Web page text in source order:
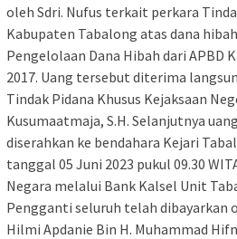
oleh Sdri. Nufus terkait perkara
Kabupaten Tabalong atas dana
Pengelolaan Dana Hibah dari APBD
2017. Uang tersebut diterima
Tindak Pidana Khusus Kejaksaan
Kusumaatmaja, S.H. Selanjutnya
diserahkan ke bendahara Kejari
tanggal 05 Juni 2023 pukul 09.30
Negara melalui Bank Kalsel Unit
Pengganti seluruh telah dibayarkan
Hilmi Apdanie Bin H. Muhammad